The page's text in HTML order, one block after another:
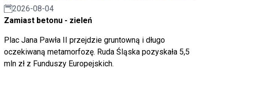
2026-08-04
Zamiast betonu - zieleń
Plac Jana Pawła II przejdzie gruntowną i długo
oczekiwaną metamorfozę. Ruda Śląska pozyskała 5,5
mln zł z Funduszy Europejskich.